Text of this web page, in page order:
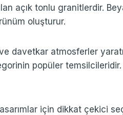
açık tonlu granitlerdir.
oluşturur.
davetkar atmosferler
popüler
için dikkat çekici